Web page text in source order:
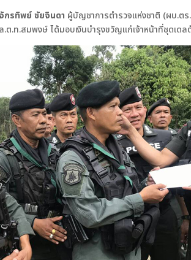
กรทิพย์ ชัยจินดา ผู้บัญชาการตำรวจแห่งชาติ (ผบ.ตร
ต.ท.สมพงษ์ ได้มอบเงินบำรุงขวัญแก่เจ้าหน้าที่ชุดเดล